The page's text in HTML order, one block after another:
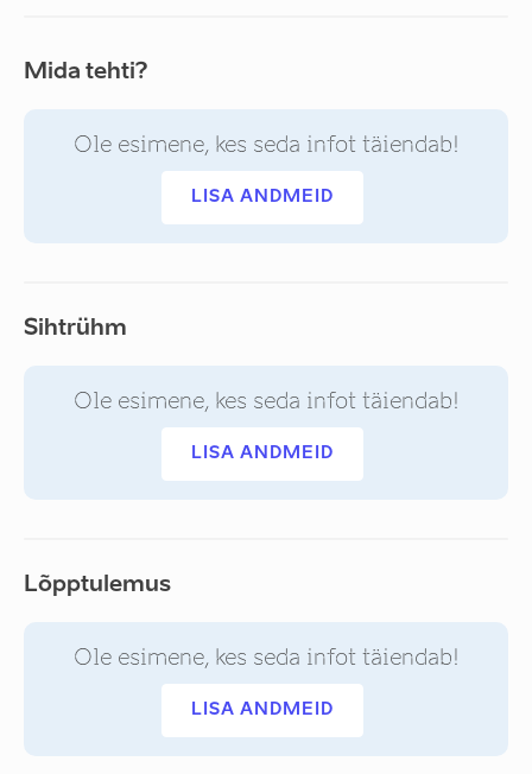
Mida tehti?
Ole esimene, kes seda infot täiendab!
LISA ANDMEID
Sihtrühm
Ole esimene, kes seda infot täiendab!
LISA ANDMEID
Lõpptulemus
Ole esimene, kes seda infot täiendab!
LISA ANDMEID